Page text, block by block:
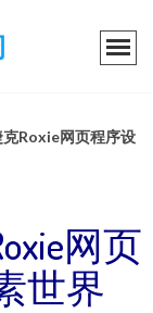
Roxie网页程序设
网页
世界